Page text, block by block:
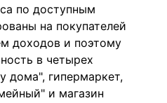
по доступным
на покупателей
доходов и поэтому
в четырех
дома", гипермаркет,
и магазин